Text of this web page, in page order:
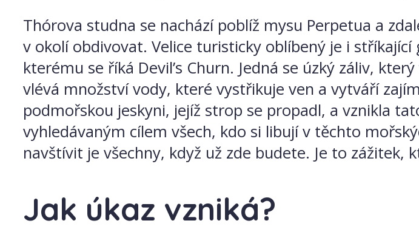
Thórova studna se nachází poblíž mysu Perpetua a
v okolí obdivovat. Velice turisticky oblíbený je i
kterému se říká Devil’s Churn. Jedná se úzký záliv,
vlévá množství vody, které vystřikuje ven a vytváří
podmořskou jeskyni, jejíž strop se propadl, a vznikla
vyhledávaným cílem všech, kdo si libují v těchto
navštívit je všechny, když už zde budete. Je to zážitek,
Jak úkaz vzniká?